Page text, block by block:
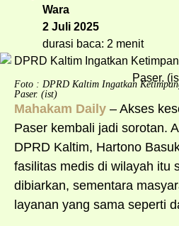
Wara
2 Juli 2025
durasi baca: 2 menit
Foto : DPRD Kaltim Ingatkan
Paser. (ist)
Mahakam Daily – Akses
Paser kembali jadi sorotan.
DPRD Kaltim, Hartono
fasilitas medis di wilayah itu
dibiarkan, sementara
layanan yang sama seperti